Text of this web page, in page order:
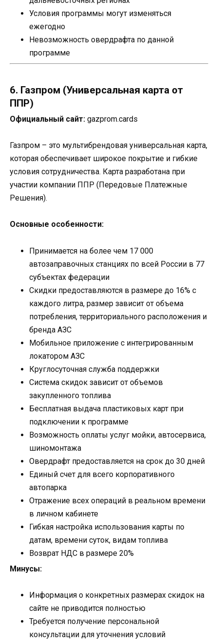
Условия программы могут изменяться
ежегодно
Невозможность овердрафта по данной
программе
6. Газпром (Универсальная карта от
ППР)
Официальный сайт: gazprom.cards
Газпром – это мультибрендовая универсальная карта,
которая обеспечивает широкое покрытие и гибкие
условия сотрудничества. Карта разработана при
участии компании ППР (Передовые Платежные
Решения).
Основные особенности:
Принимается на более чем 17 000
автозаправочных станциях по всей России в 77
субъектах федерации
Скидки предоставляются в размере до 16% с
каждого литра, размер зависит от объема
потребления, территориального расположения и
бренда АЗС
Мобильное приложение с интегрированным
локатором АЗС
Круглосуточная служба поддержки
Система скидок зависит от объемов
закупленного топлива
Бесплатная выдача пластиковых карт при
подключении к программе
Возможность оплаты услуг мойки, автосервиса,
шиномонтажа
Овердрафт предоставляется на срок до 30 дней
Единый счет для всего корпоративного
автопарка
Отражение всех операций в реальном времени
в личном кабинете
Гибкая настройка использования карты по
датам, времени суток, видам топлива
Возврат НДС в размере 20%
Минусы:
Информация о конкретных размерах скидок на
сайте не приводится полностью
Требуется получение персональной
консультации для уточнения условий